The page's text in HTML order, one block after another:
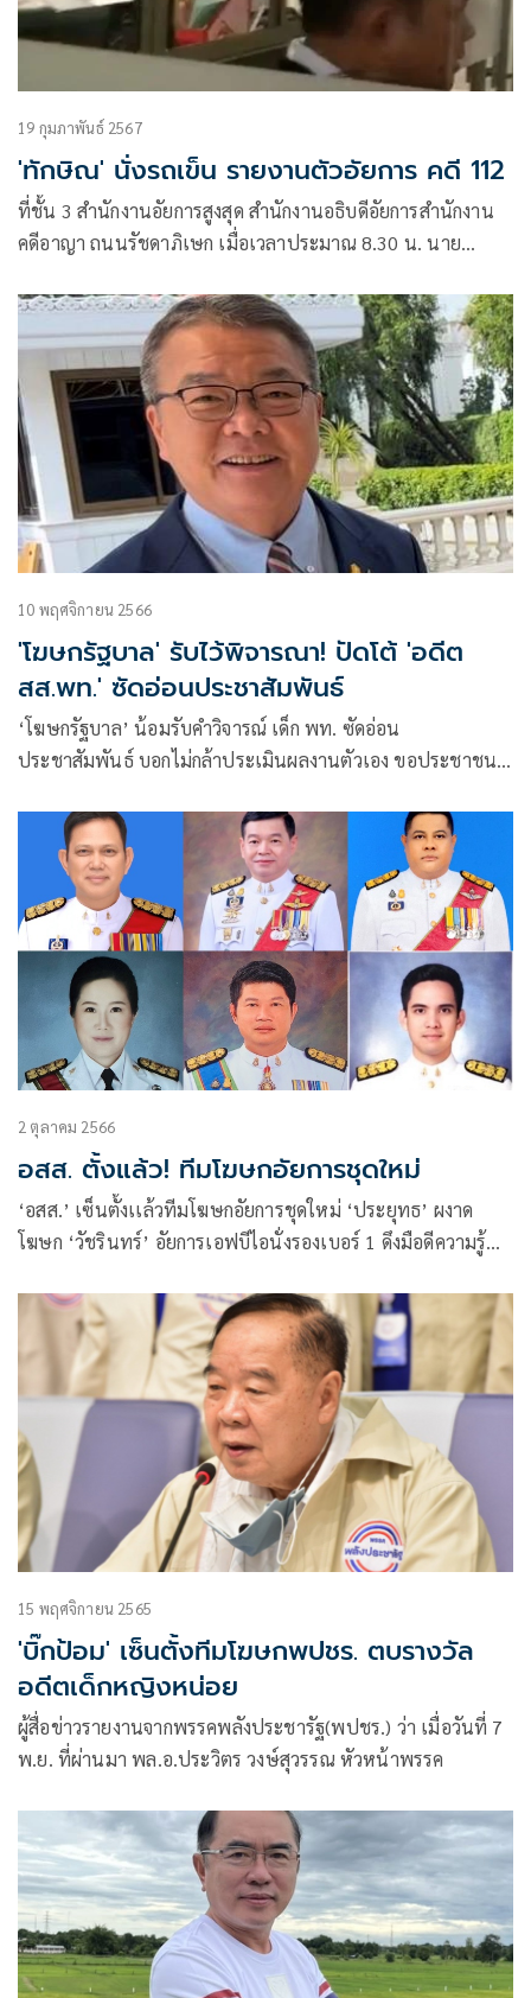
19 กุมภาพันธ์ 2567
'ทักษิณ' นั่งรถเข็น รายงานตัวอัยการ คดี 112
ที่ชั้น 3 สำนักงานอัยการสูงสุด สำนักงานอธิบดีอัยการสำนักงาน
คดีอาญา ถนนรัชดาภิเษก เมื่อเวลาประมาณ 8.30 น. นาย
10 พฤศจิกายน 2566
'โฆษกรัฐบาล' รับไว้พิจารณา! ปัดโต้ 'อดีต
สส.พท.' ซัดอ่อนประชาสัมพันธ์
‘โฆษกรัฐบาล’ น้อมรับคำวิจารณ์ เด็ก พท. ซัดอ่อน
ประชาสัมพันธ์ บอกไม่กล้าประเมินผลงานตัวเอง ขอประชาชน-
2 ตุลาคม 2566
อสส. ตั้งแล้ว! ทีมโฆษกอัยการชุดใหม่
‘อสส.’ เซ็นตั้งเเล้วทีมโฆษกอัยการชุดใหม่ ‘ประยุทธ’ ผงาด
โฆษก ‘วัชรินทร์’ อัยการเอฟบีไอนั่งรองเบอร์ 1 ดึงมือดีความรู้
15 พฤศจิกายน 2565
'บิ๊กป้อม' เซ็นตั้งทีมโฆษกพปชร. ตบรางวัล
อดีตเด็กหญิงหน่อย
ผู้สื่อข่าวรายงานจากพรรคพลังประชารัฐ(พปชร.) ว่า เมื่อวันที่ 7
พ.ย. ที่ผ่านมา พล.อ.ประวิตร วงษ์สุวรรณ หัวหน้าพรรค